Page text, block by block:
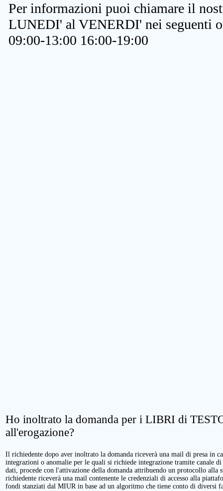
Per informazioni puoi chiamare il
LUNEDI' al VENERDI' nei seguenti
09:00-13:00 16:00-19:00
Ho inoltrato la domanda per i LIBRI di
all'erogazione?
Il richiedente dopo aver inoltrato la domanda riceverà una mail di presa in
integrazioni o anomalie per le quali si richiede integrazione tramite canale
dati, procede con l'attivazione della domanda attribuendo un protocollo alla
richiedente riceverà una mail contenente le credenziali di accesso alla
fondi stanziati dal MIUR in base ad un algoritmo che tiene conto di diversi